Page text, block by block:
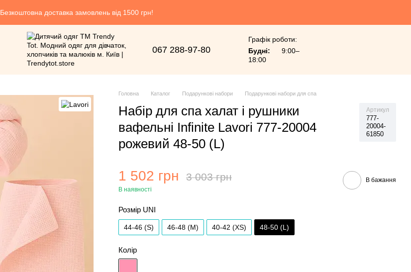
Безкоштовна доставка замовлень від 1500 грн!
067 288-97-80
Графік роботи:
Будні:
9:00–
18:00
Головна Каталог Подарункові набори Подарункові набори для спа
Набір для спа халат і рушники
вафельні Infinite Lavori 777-20004
рожевий 48-50 (L)
Артикул
777-
20004-
61850
1 502 грн 3 003 грн
В наявності
В бажання
Розмір UNI
44-46 (S) 46-48 (M) 40-42 (XS) 48-50 (L)
Колір